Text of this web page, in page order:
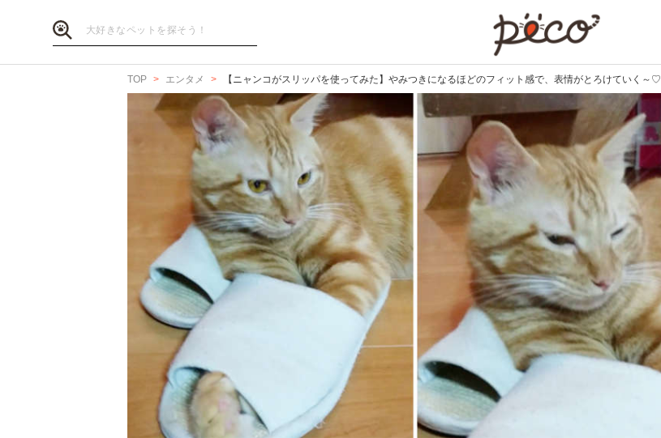
TOP エンタメ 【ニャンコがスリッパを使ってみた】やみつきになるほどのフィット感で、表情がとろけていく～♡